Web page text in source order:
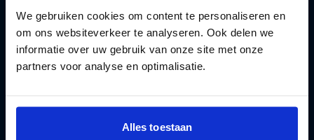
We gebruiken cookies om content te personaliseren en
om ons websiteverkeer te analyseren. Ook delen we
informatie over uw gebruik van onze site met onze
partners voor analyse en optimalisatie.
Alles toestaan
Aan de slag met een gezonder leven
met minder alcohol